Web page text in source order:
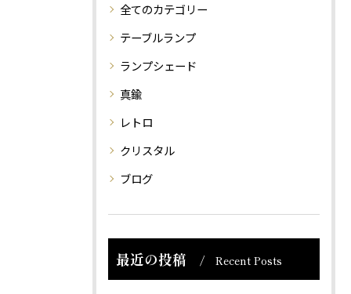
全てのカテゴリー
テーブルランプ
ランプシェード
真鍮
レトロ
クリスタル
ブログ
最近の投稿 Recent Posts